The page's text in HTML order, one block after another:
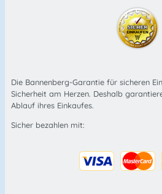
Die Bannenberg-Garantie für sicheren
Sicherheit am Herzen. Deshalb
Ablauf ihres Einkaufes.
Sicher bezahlen mit: